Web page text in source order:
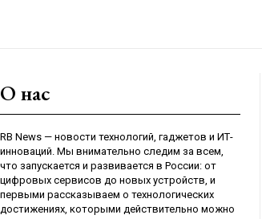
О нас
RB News — новости технологий, гаджетов и ИТ-
инноваций. Мы внимательно следим за всем,
что запускается и развивается в России: от
цифровых сервисов до новых устройств, и
первыми рассказываем о технологических
достижениях, которыми действительно можно